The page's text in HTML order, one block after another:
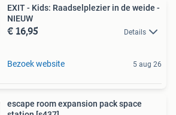
EXIT - Kids: Raadselplezier in de weide -
NIEUW
€ 16,95 Details
Bezoek website 5 aug 26
escape room expansion pack space